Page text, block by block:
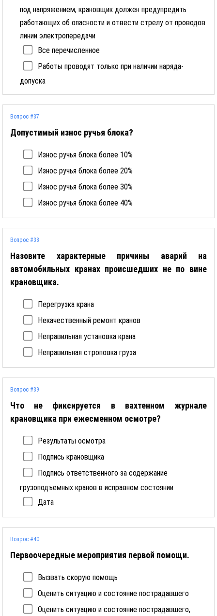
под напряжением, крановщик должен предупредить
работающих об опасности и отвести стрелу от проводов
линии электропередачи
Все перечисленное
Работы проводят только при наличии наряда-
допуска
Вопрос #37
Допустимый износ ручья блока?
Износ ручья блока более 10%
Износ ручья блока более 20%
Износ ручья блока более 30%
Износ ручья блока более 40%
Вопрос #38
Назовите характерные причины аварий на
автомобильных кранах происшедших не по вине
крановщика.
Перегрузка крана
Некачественный ремонт кранов
Неправильная установка крана
Неправильная строповка груза
Вопрос #39
Что не фиксируется в вахтенном журнале
крановщика при ежесменном осмотре?
Результаты осмотра
Подпись крановщика
Подпись ответственного за содержание
грузоподъемных кранов в исправном состоянии
Дата
Вопрос #40
Первоочередные мероприятия первой помощи.
Вызвать скорую помощь
Оценить ситуацию и состояние пострадавшего
Оценить ситуацию и состояние пострадавшего,